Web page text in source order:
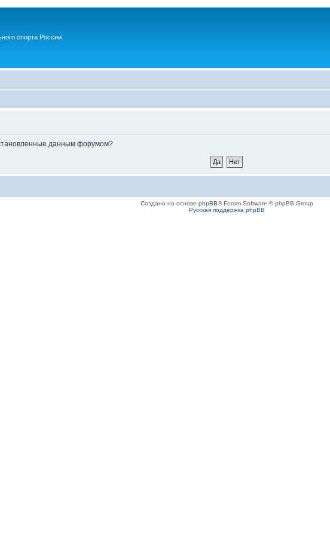
спорта России
данным форумом?
Создано на основе phpBB® Forum Software © phpBB Group
Русская поддержка phpBB